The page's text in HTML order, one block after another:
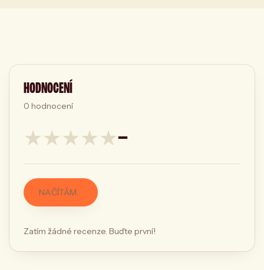
HODNOCENÍ
0 hodnocení
★★★★★—
NAČÍTÁM…
Zatím žádné recenze. Buďte první!